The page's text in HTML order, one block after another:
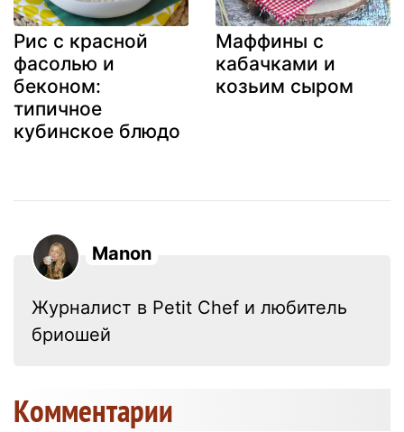
Рис с красной
фасолью и
беконом:
типичное
кубинское блюдо
Маффины с
кабачками и
козьим сыром
Manon
Журналист в Petit Chef и любитель
бриошей
Kомментарии